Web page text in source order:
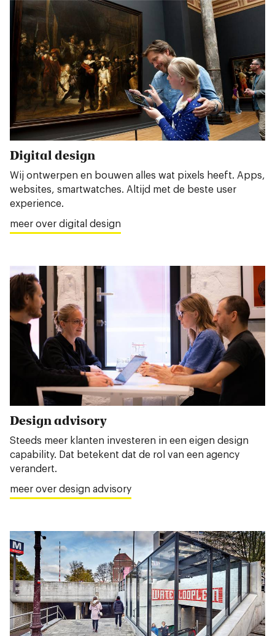
Digital design
Wij ontwerpen en bouwen alles wat pixels heeft. Apps,
websites, smartwatches. Altijd met de beste user
experience.
meer over digital design
Design advisory
Steeds meer klanten investeren in een eigen design
capability. Dat betekent dat de rol van een agency
verandert.
meer over design advisory